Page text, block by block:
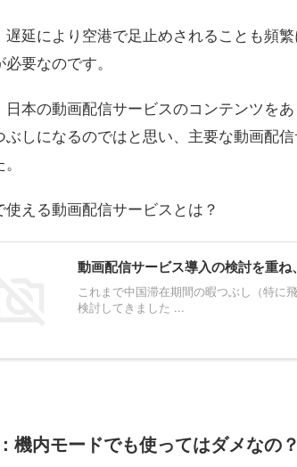
遅延により空港で足止めされることも頻
必要なのです。
日本の動画配信サービスのコンテンツを
ぶしになるのではと思い、主要な動画配
使える動画配信サービスとは？
動画配信サービス導入の検討を重
これまで中国滞在期間の暇つぶし（特に
検討してきました ...
機内モードでも使ってはダメなの？